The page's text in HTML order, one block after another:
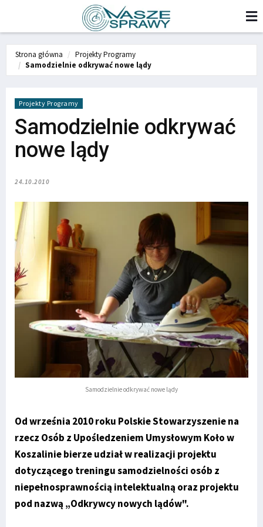
Strona główna
Projekty Programy
Samodzielnie odkrywać nowe lądy
Projekty Programy
Samodzielnie odkrywać
nowe lądy
24.10.2010
Samodzielnie odkrywać nowe lądy
Od września 2010 roku Polskie Stowarzyszenie na
rzecz Osób z Upośledzeniem Umysłowym Koło w
Koszalinie bierze udział w realizacji projektu
dotyczącego treningu samodzielności osób z
niepełnosprawnością intelektualną oraz projektu
pod nazwą „Odkrywcy nowych lądów".